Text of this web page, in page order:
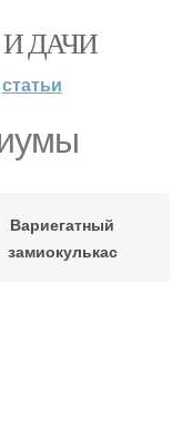
ДАЧИ
статьи
Вариегатный
замиокулькас